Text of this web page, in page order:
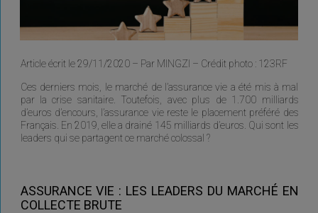
Article écrit le 29/11/2020 – Par MINGZI – Crédit photo : 123RF
Ces derniers mois, le marché de l’assurance vie a été mis à mal
par la crise sanitaire. Toutefois, avec plus de 1.700 milliards
d’euros d’encours, l’assurance vie reste le placement préféré des
Français. En 2019, elle a drainé 145 milliards d’euros. Qui sont les
leaders qui se partagent ce marché colossal ?
ASSURANCE VIE : LES LEADERS DU MARCHÉ EN
COLLECTE BRUTE